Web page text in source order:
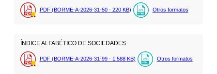
PDF (BORME-A-2026-31-50 - 220 KB) Otros formatos
ÍNDICE ALFABÉTICO DE SOCIEDADES
PDF (BORME-A-2026-31-99 - 1.588 KB) Otros formatos